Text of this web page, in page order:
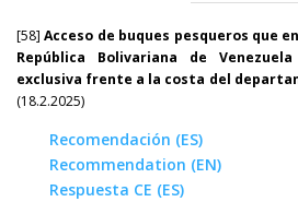
[58]Acceso de buques pesqueros que
República Bolivariana de
exclusiva frente a la costa del
(18.2.2025)
Recomendación (ES)
Recommendation (EN)
Respuesta CE (ES)